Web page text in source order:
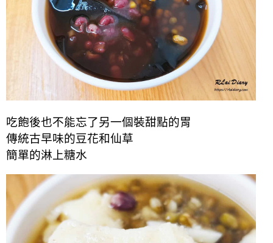
吃飽後也不能忘了另一個裝甜點的胃
傳統古早味的豆花和仙草
簡單的淋上糖水